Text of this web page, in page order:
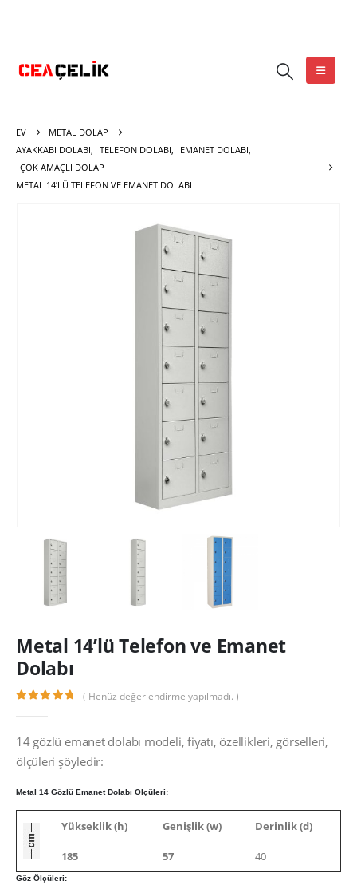
EV
METAL DOLAP
AYAKKABI DOLABI, TELEFON DOLABI, EMANET DOLABI,
ÇOK AMAÇLI DOLAP
METAL 14’LÜ TELEFON VE EMANET DOLABI
Metal 14’lü Telefon ve Emanet
Dolabı
( Henüz değerlendirme yapılmadı. )
14 gözlü emanet dolabı modeli, fiyatı, özellikleri, görselleri,
ölçüleri şöyledir:
Metal 14 Gözlü Emanet Dolabı Ölçüleri:
Yükseklik (h) Genişlik (w) Derinlik (d)
185 57 40
Göz Ölçüleri: